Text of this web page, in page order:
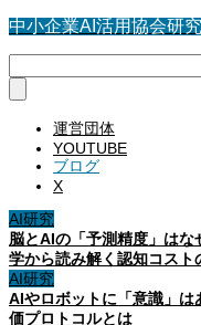
中小企業AI活用協会研
運営団体
YOUTUBE
ブログ
X
AI研究
脳とAIの「予測精度」は
学から読み解く認知コスト
AI研究
AIやロボットに「意識」は
価プロトコルとは